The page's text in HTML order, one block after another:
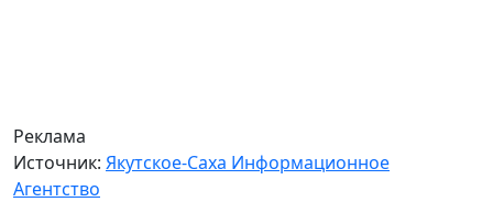
Реклама
Источник: Якутское-Саха Информационное
Агентство